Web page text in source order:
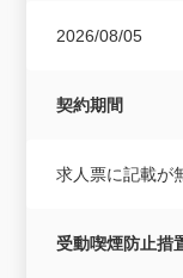
2026/08/05
契約期間
求人票に記載が
受動喫煙防止措